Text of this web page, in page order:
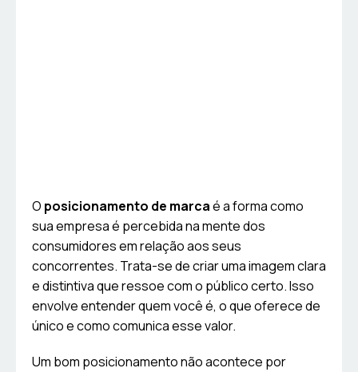
O posicionamento de marcaé a forma como
sua empresa é percebida na mente dos
consumidores em relação aos seus
concorrentes. Trata-se de criar uma imagem clara
e distintiva que ressoe com o público certo. Isso
envolve entender quem você é, o que oferece de
único e como comunica esse valor.
Um bom posicionamento não acontece por